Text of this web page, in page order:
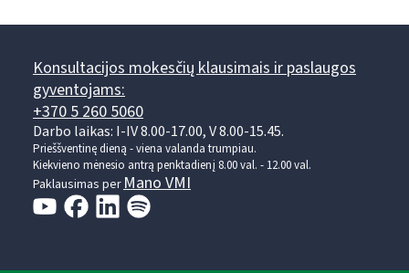
Konsultacijos mokesčių klausimais ir paslaugos
gyventojams:
+370 5 260 5060
Darbo laikas: I-IV 8.00-17.00, V 8.00-15.45.
Prieššventinę dieną - viena valanda trumpiau.
Kiekvieno mėnesio antrą penktadienį 8.00 val. - 12.00 val.
Paklausimas per Mano VMI